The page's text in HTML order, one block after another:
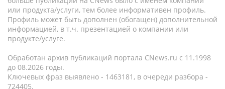
или продукта/услуги, тем более информативен профиль.
Профиль может быть дополнен (обогащен) дополнительной
информацией, в т.ч. презентацией о компании или
продукте/услуге.
Обработан архив публикаций портала CNews.ru c 11.1998
до 08.2026 годы.
Ключевых фраз выявлено - 1463181, в очереди разбора -
724405.